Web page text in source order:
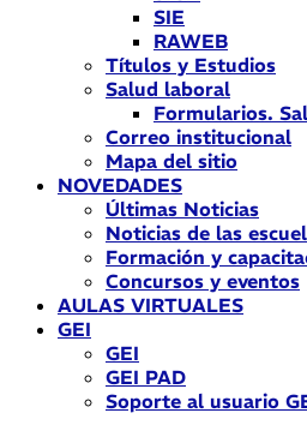
SIE
RAWEB
Títulos y Estudios
Salud laboral
Formularios.
Correo institucional
Mapa del sitio
NOVEDADES
Últimas Noticias
Noticias de las
Formación y
Concursos y eventos
AULAS VIRTUALES
GEI
GEI
GEI PAD
Soporte al usuario